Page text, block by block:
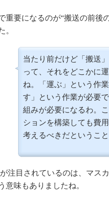
要になるのが“搬送の前後
。
当たり前だけど「搬送
って、それをどこかに
ね。「運ぶ」という作
す」という作業が必要
組みが必要になるわ。
ションを構築しても費
考えるべきだということ
注目されているのは、マス
意味もありましたね。